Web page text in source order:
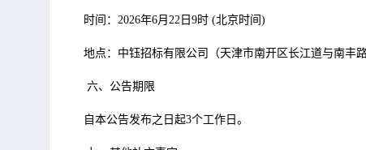
时间：2026年6月22日9时 (北京时间)
地点：中钰招标有限公司（天津市南开区长江道与南丰
六、公告期限
自本公告发布之日起3个工作日。